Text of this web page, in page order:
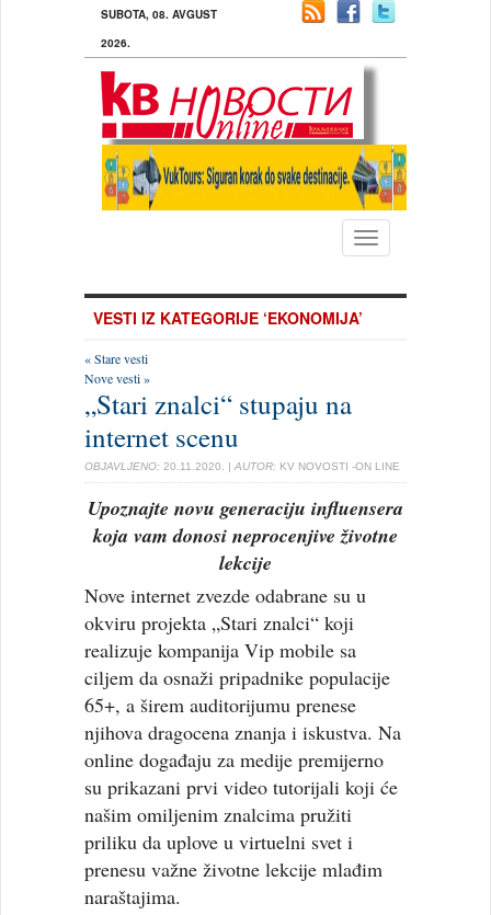
SUBOTA, 08. AVGUST
2026.
Toggle
navigation
VESTI IZ KATEGORIJE ‘EKONOMIJA’
« Stare vesti
Nove vesti »
„Stari znalci“ stupaju na
internet scenu
OBJAVLJENO: 20.11.2020. | AUTOR: KV NOVOSTI -ON LINE
Upoznajte novu generaciju influensera
koja vam donosi neprocenjive životne
lekcije
Nove internet zvezde odabrane su u
okviru projekta „Stari znalci“ koji
realizuje kompanija Vip mobile sa
ciljem da osnaži pripadnike populacije
65+, a širem auditorijumu prenese
njihova dragocena znanja i iskustva. Na
online događaju za medije premijerno
su prikazani prvi video tutorijali koji će
našim omiljenim znalcima pružiti
priliku da uplove u virtuelni svet i
prenesu važne životne lekcije mlađim
naraštajima.